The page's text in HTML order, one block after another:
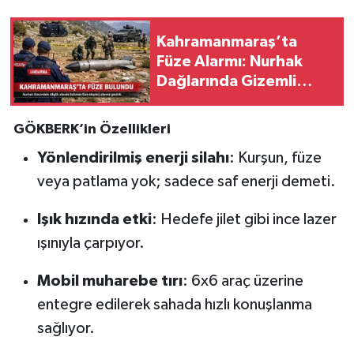
Kahramanmaraş’ta
Füze Alarmı: Nurhak
Dağlarında Gizemli
GÖKBERK’in Özellikleri
Yönlendirilmiş enerji silahı: Kurşun, füze
veya patlama yok; sadece saf enerji demeti.
Işık hızında etki: Hedefe jilet gibi ince lazer
ışınıyla çarpıyor.
Mobil muharebe tırı: 6x6 araç üzerine
entegre edilerek sahada hızlı konuşlanma
sağlıyor.